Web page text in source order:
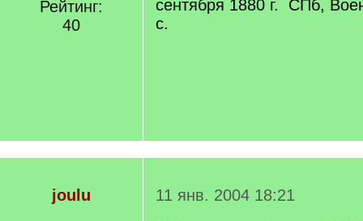
Рейтинг:
40
сентября 1880 г. СПб,
с.
joulu
11 янв. 2004 18:21